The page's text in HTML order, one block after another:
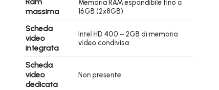
massima
Memoria RAM espandibile fino a
16GB (2x8GB)
Scheda
video
integrata
Intel HD 400 – 2GB di memoria
video condivisa
Scheda
video
dedicata
Non presente